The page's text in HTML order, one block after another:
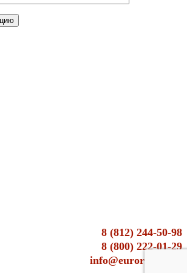
8 (812) 244-50-98
8 (800) 222-01-29
info@euroresurs.su